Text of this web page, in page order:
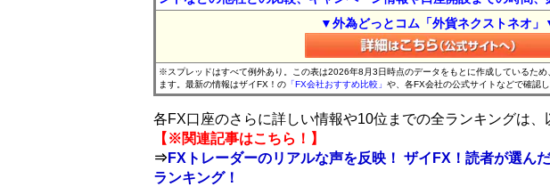
▼外為どっとコム「外貨ネクストネオ」
※スプレッドはすべて例外あり。この表は2026年8月3日時点のデータをもとに作成しているため
ます。最新の情報はザイFX！の 「FX会社おすすめ比較」 や、各FX会社の公式サイトなどで確認
各FX口座のさらに詳しい情報や10位までの全ランキングは、
【※関連記事はこちら！】
⇒FXトレーダーのリアルな声を反映！ ザイFX！読者が選ん
ランキング！